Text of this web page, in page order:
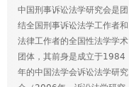
中国刑事诉讼法学研究会是团
结全国刑事诉讼法学工作者和
法律工作者的全国性法学学术
团体，其前身是成立于1984
年的中国法学会诉讼法学研究